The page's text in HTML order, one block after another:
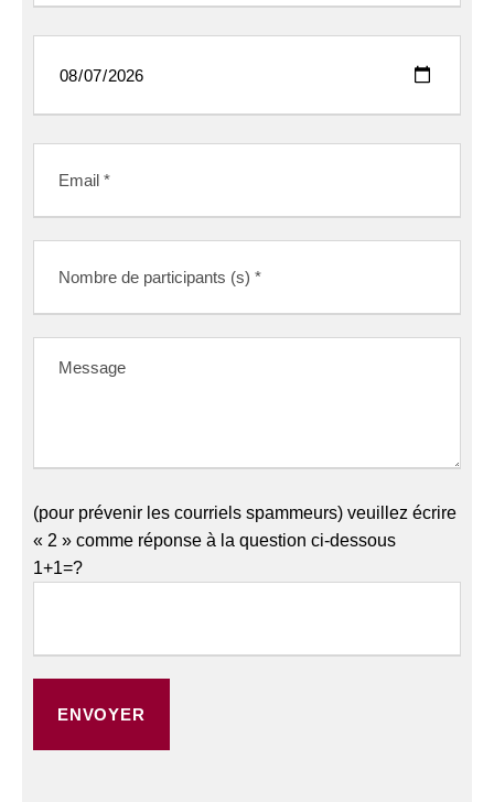
(pour prévenir les courriels spammeurs) veuillez écrire
« 2 » comme réponse à la question ci-dessous
1+1=?